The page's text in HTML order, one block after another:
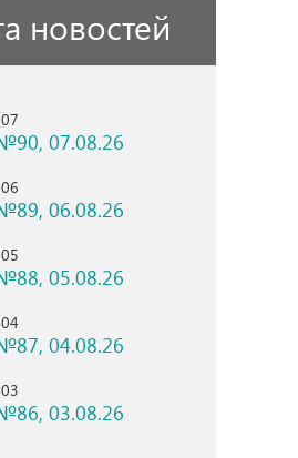
новостей
07.08.26
06.08.26
05.08.26
04.08.26
03.08.26